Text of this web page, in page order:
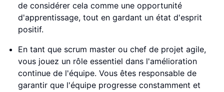
de considérer cela comme une opportunité
d'apprentissage, tout en gardant un état d'esprit
positif.
En tant que scrum master ou chef de projet agile,
vous jouez un rôle essentiel dans l'amélioration
continue de l'équipe. Vous êtes responsable de
garantir que l'équipe progresse constamment et